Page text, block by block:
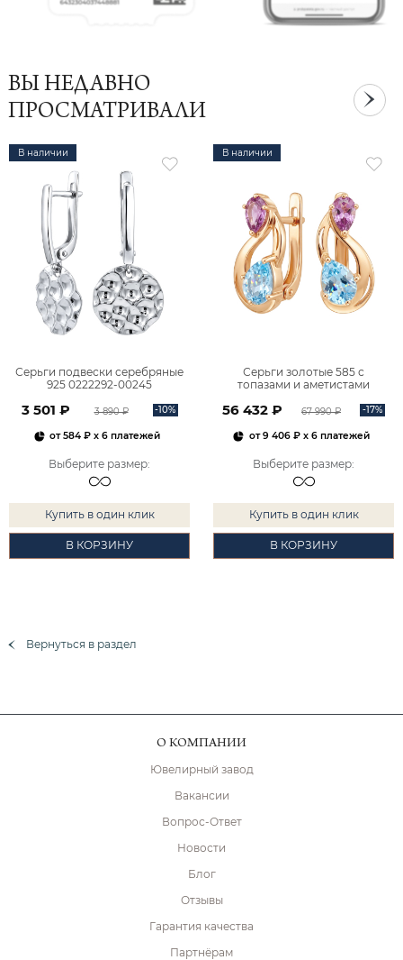
ВЫ НЕДАВНО
ПРОСМАТРИВАЛИ
В наличии
Серьги подвески серебряные
925 0222292-00245
3 501 ₽ 3 890 ₽ -10%
от584 ₽ x 6 платежей
Выберите размер:
Купить в один клик
В КОРЗИНУ
В наличии
Серьги золотые 585 с
топазами и аметистами
56 432 ₽ 67 990 ₽ -17%
от9 406 ₽x 6 платежей
Выберите размер:
Купить в один клик
В КОРЗИНУ
Вернуться в раздел
О КОМПАНИИ
Ювелирный завод
Вакансии
Вопрос-Ответ
Новости
Блог
Отзывы
Гарантия качества
Партнёрам